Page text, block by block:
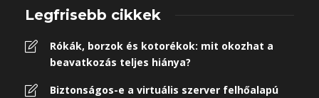
Legfrisebb cikkek
Rókák, borzok és kotorékok: mit okozhat a
beavatkozás teljes hiánya?
Biztonságos-e a virtuális szerver felhőalapú